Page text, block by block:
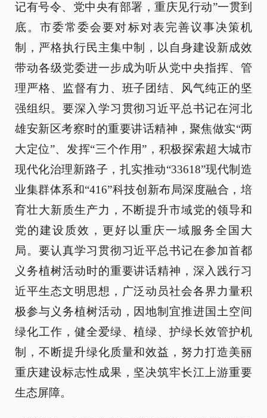
记有号令、党中央有部署，重庆见行动”一贯到
底。市委常委会要对标对表完善议事决策机
制，严格执行民主集中制，以自身建设新成效
带动各级党委进一步成为听从党中央指挥、管
理严格、监督有力、班子团结、风气纯正的坚
强组织。要深入学习贯彻习近平总书记在河北
雄安新区考察时的重要讲话精神，聚焦做实“两
大定位”、发挥“三个作用”，积极探索超大城市
现代化治理新路子，扎实推动“33618”现代制造
业集群体系和“416”科技创新布局深度融合，培
育壮大新质生产力，不断提升市域党的领导和
党的建设质效，更好以重庆一域服务全国大
局。要认真学习贯彻习近平总书记在参加首都
义务植树活动时的重要讲话精神，深入践行习
近平生态文明思想，广泛动员社会各界力量积
极参与义务植树活动，因地制宜推进国土空间
绿化工作，健全爱绿、植绿、护绿长效管护机
制，不断提升绿化质量和效益，努力打造美丽
重庆建设标志性成果，坚决筑牢长江上游重要
生态屏障。